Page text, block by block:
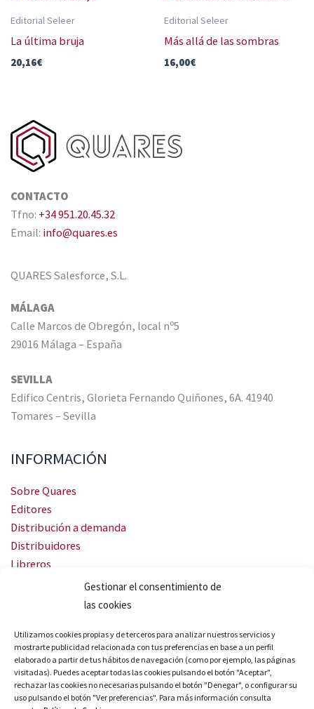
Gestionar el consentimiento de
las cookies
Utilizamos cookies propias y de terceros para analizar nuestros servicios y
mostrarte publicidad relacionada con tus preferencias en base a un perfil
elaborado a partir de tus hábitos de navegación (como por ejemplo, las páginas
visitadas). Puedes aceptar todas las cookies pulsando el botón "Aceptar",
rechazar las cookies no necesarias pulsando el botón "Denegar", o configurar su
uso pulsando el botón "Ver preferencias". Para más información consulta
Editorial Seleer
La última bruja
20,16€
Editorial Seleer
Más allá de las sombras
16,00€
CONTACTO
Tfno: +34 951.20.45.32
Email: info@quares.es
QUARES Salesforce, S.L.
MÁLAGA
Calle Marcos de Obregón, local nº5
29016 Málaga – España
SEVILLA
Edifico Centris, Glorieta Fernando Quiñones, 6A. 41940
Tomares – Sevilla
INFORMACIÓN
Sobre Quares
Editores
Distribución a demanda
Distribuidores
Libreros
Servicio Landingweb
Crea tu audiobook